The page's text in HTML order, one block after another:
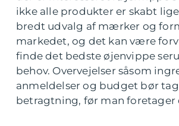
ikke alle produkter er skabt
bredt udvalg af mærker og
markedet, og det kan være
finde det bedste øjenvippe
behov. Overvejelser såsom
anmeldelser og budget bør
betragtning, før man foretager